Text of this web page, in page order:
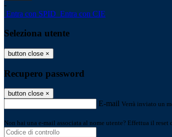
-
Entra con SPID Entra con CIE
Seleziona utente
button close ×
Recupero password
button close ×
E-mail Verrà inviato un
Non hai una e-mail associata al nome utente? Effettua il reset